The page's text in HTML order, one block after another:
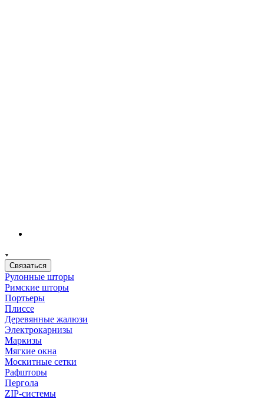
Связаться
Рулонные шторы
Римские шторы
Портьеры
Плиссе
Деревянные жалюзи
Электрокарнизы
Маркизы
Мягкие окна
Москитные сетки
Рафшторы
Пергола
ZIP-системы